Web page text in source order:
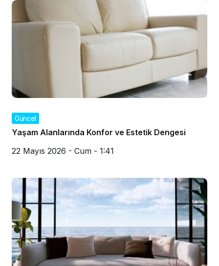
Güncel
Yaşam Alanlarında Konfor ve Estetik Dengesi
22 Mayıs 2026 - Cum - 1:41